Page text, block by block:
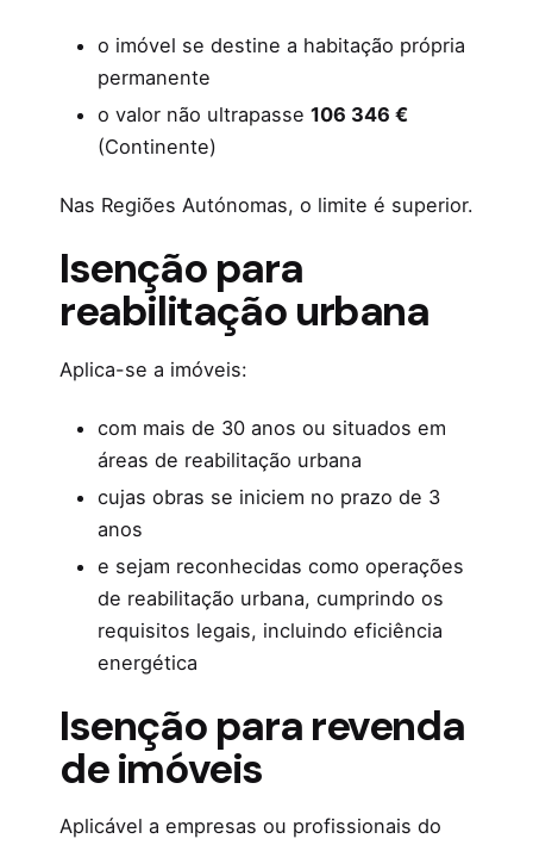
o imóvel se destine a habitação própria
permanente
o valor não ultrapasse 106 346 €
(Continente)
Nas Regiões Autónomas, o limite é superior.
Isenção para
reabilitação urbana
Aplica-se a imóveis:
com mais de 30 anos ou situados em
áreas de reabilitação urbana
cujas obras se iniciem no prazo de 3
anos
e sejam reconhecidas como operações
de reabilitação urbana, cumprindo os
requisitos legais, incluindo eficiência
energética
Isenção para revenda
de imóveis
Aplicável a empresas ou profissionais do